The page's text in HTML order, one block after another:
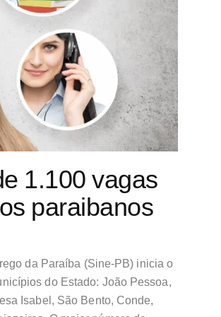
1.100 vagas
paraibanos
da Paraíba (Sine-PB) inicia o
do Estado: João Pessoa,
Isabel, São Bento, Conde,